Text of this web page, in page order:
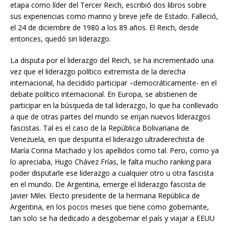
etapa como líder del Tercer Reich, escribió dos libros sobre
sus experiencias como marino y breve jefe de Estado. Falleció,
el 24 de diciembre de 1980 a los 89 años. El Reich, desde
entonces, quedó sin liderazgo.
La disputa por el liderazgo del Reich, se ha incrementado una
vez que el liderazgo político extremista de la derecha
internacional, ha decidido participar –democráticamente- en el
debate político internacional. En Europa, se abstienen de
participar en la búsqueda de tal liderazgo, lo que ha conllevado
a que de otras partes del mundo se erijan nuevos liderazgos
fascistas. Tal es el caso de la República Bolivariana de
Venezuela, en que despunta el liderazgo ultraderechista de
María Corina Machado y los apellidos como tal. Pero, como ya
lo apreciaba, Hugo Chávez Frías, le falta mucho ranking para
poder disputarle ese liderazgo a cualquier otro u otra fascista
en el mundo. De Argentina, emerge el liderazgo fascista de
Javier Milei. Electo presidente de la hermana República de
Argentina, en los pocos meses que tiene como gobernante,
tan solo se ha dedicado a desgobernar el país y viajar a EEUU